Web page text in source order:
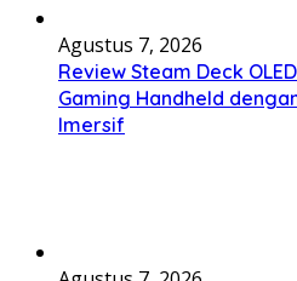
Agustus 7, 2026
Review Steam Deck
Gaming Handheld
Imersif